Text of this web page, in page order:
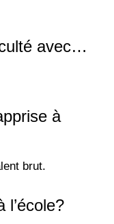
avec…
à
brut.
l’école?